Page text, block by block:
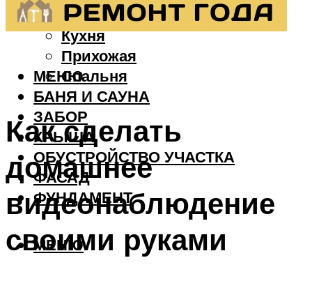
Детская
Кухня
Прихожая
Спальня
БАНЯ И САУНА
ЗАБОР
КРЫША
ОБУСТРОЙСТВО УЧАСТКА
ФАСАД
ФУНДАМЕНТ
МЕНЮ
МЕНЮ
Как сделать
домашнее
видеонаблюдение
своими руками